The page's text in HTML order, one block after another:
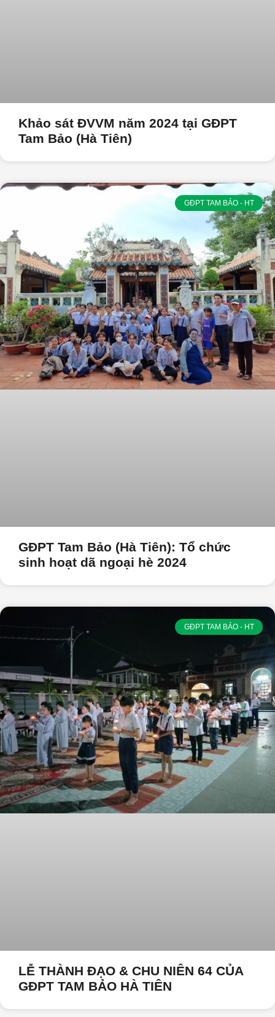
Khảo sát ĐVVM năm 2024 tại GĐPT
Tam Bảo (Hà Tiên)
GĐPT TAM BẢO - HT
GĐPT Tam Bảo (Hà Tiên): Tổ chức
sinh hoạt dã ngoại hè 2024
GĐPT TAM BẢO - HT
LỄ THÀNH ĐẠO & CHU NIÊN 64 CỦA
GĐPT TAM BẢO HÀ TIÊN